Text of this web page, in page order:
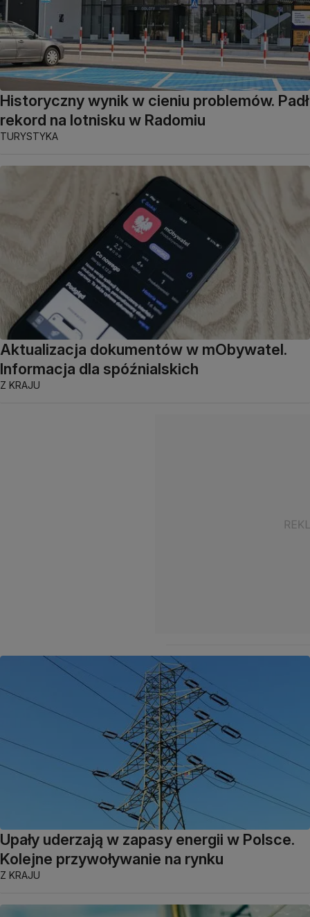
Historyczny wynik w cieniu problemów. Padł
rekord na lotnisku w Radomiu
TURYSTYKA
Aktualizacja dokumentów w mObywatel.
Informacja dla spóźnialskich
Z KRAJU
Upały uderzają w zapasy energii w Polsce.
Kolejne przywoływanie na rynku
Z KRAJU